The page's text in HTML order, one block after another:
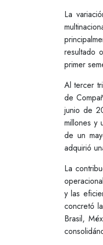
La
resultado
primer
Al tercer
de
junio de
millones y
de un
adquirió
La
y las
concretó
Brasil,